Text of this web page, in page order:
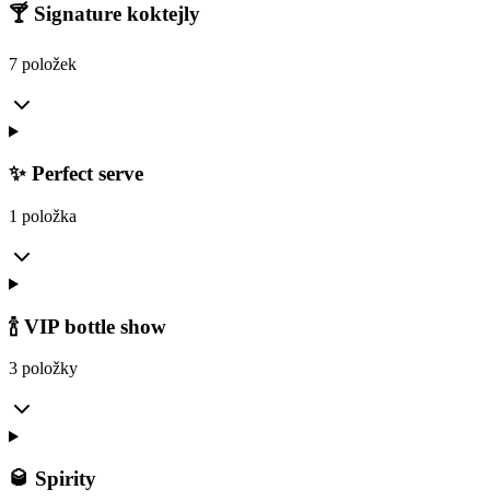
🍸 Signature koktejly
7 položek
✨ Perfect serve
1 položka
🍾 VIP bottle show
3 položky
🥃 Spirity